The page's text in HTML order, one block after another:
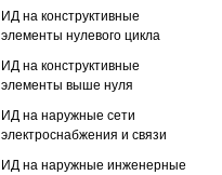
ИД на конструктивные
элементы нулевого цикла
ИД на конструктивные
элементы выше нуля
ИД на наружные сети
электроснабжения и связи
ИД на наружные инженерные